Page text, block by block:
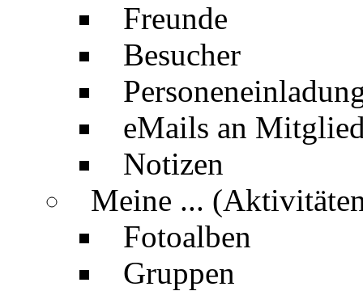
Freunde
Besucher
eMails an
Notizen
Meine ...
Fotoalben
Gruppen